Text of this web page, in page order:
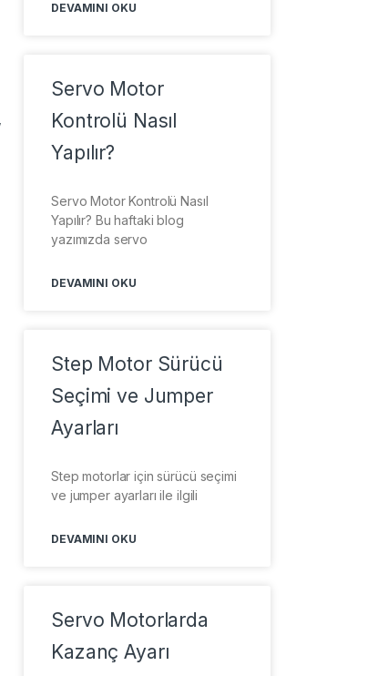
DEVAMINI OKU
Servo Motor
Kontrolü Nasıl
Yapılır?
Servo Motor Kontrolü Nasıl
Yapılır? Bu haftaki blog
yazımızda servo
DEVAMINI OKU
Step Motor Sürücü
Seçimi ve Jumper
Ayarları
Step motorlar için sürücü seçimi
ve jumper ayarları ile ilgili
DEVAMINI OKU
Servo Motorlarda
Kazanç Ayarı